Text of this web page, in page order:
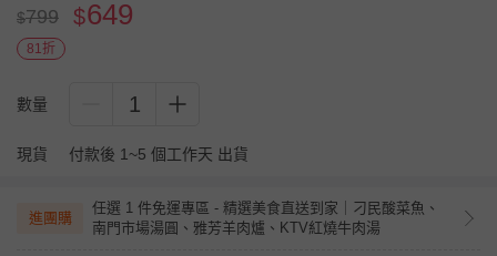
$799 $649
81折
數量 1
現貨 付款後 1~5 個工作天 出貨
進團購
任選 1 件免運專區 - 精選美食直送到家｜刁民酸菜魚、
南門市場湯圓、雅芳羊肉爐、KTV紅燒牛肉湯